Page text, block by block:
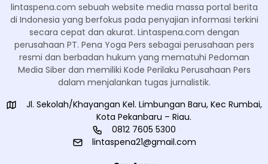
lintaspena.com sebuah website media massa portal berita
di Indonesia yang berfokus pada penyajian informasi terkini
secara cepat dan akurat. Lintaspena.com dengan
perusahaan PT. Pena Yoga Pers sebagai perusahaan pers
resmi dan berbadan hukum yang mematuhi Pedoman
Media Siber dan memiliki Kode Perilaku Perusahaan Pers
dalam menjalankan tugas jurnalistik.
Jl. Sekolah/Khayangan Kel. Limbungan Baru, Kec Rumbai,
Kota Pekanbaru – Riau.
0812 7605 5300
lintaspena21@gmail.com